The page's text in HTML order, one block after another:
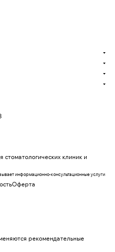
клиник и
информационно-консультационные услуги
Оферта
рекомендательные